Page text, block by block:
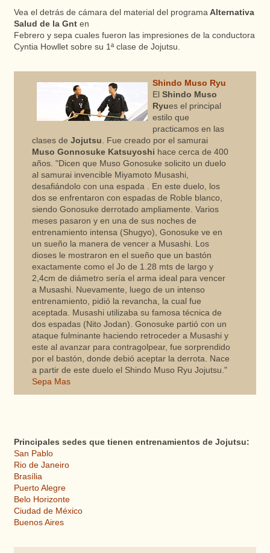
Vea el detrás de cámara del material del programaAlternativa
Salud de la Gnt en
Febrero y sepa cuales fueron las impresiones de la conductora
Cyntia Howllet sobre su 1ª clase de Jojutsu.
Shindo Muso Ryu
El Shindo Muso
Ryues el principal
estilo que
practicamos en las
clases de Jojutsu. Fue creado por el samurai
Muso Gonnosuke Katsuyoshi hace cerca de 400
años. "Dicen que Muso Gonosuke solicito un duelo
al samurai invencible Miyamoto Musashi,
desafiándolo con una espada . En este duelo, los
dos se enfrentaron con espadas de Roble blanco,
siendo Gonosuke derrotado ampliamente. Varios
meses pasaron y en una de sus noches de
entrenamiento intensa (Shugyo), Gonosuke ve en
un sueño la manera de vencer a Musashi. Los
dioses le mostraron en el sueño que un bastón
exactamente como el Jo de 1.28 mts de largo y
2,4cm de diámetro sería el arma ideal para vencer
a Musashi. Nuevamente, luego de un intenso
entrenamiento, pidió la revancha, la cual fue
aceptada. Musashi utilizaba su famosa técnica de
dos espadas (Nito Jodan). Gonosuke partió con un
ataque fulminante haciendo retroceder a Musashi y
este al avanzar para contragolpear, fue sorprendido
por el bastón, donde debió aceptar la derrota. Nace
a partir de este duelo el Shindo Muso Ryu Jojutsu."
Sepa Mas
Principales sedes que tienen entrenamientos de Jojutsu:
San Pablo
Rio de Janeiro
Brasília
Puerto Alegre
Belo Horizonte
Ciudad de México
Buenos Aires